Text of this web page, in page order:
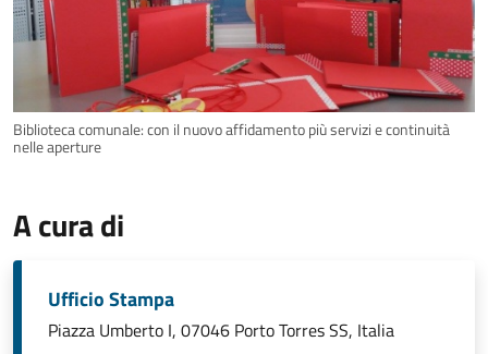
Biblioteca comunale: con il nuovo affidamento più servizi e continuità
nelle aperture
A cura di
Ufficio Stampa
Piazza Umberto I, 07046 Porto Torres SS, Italia